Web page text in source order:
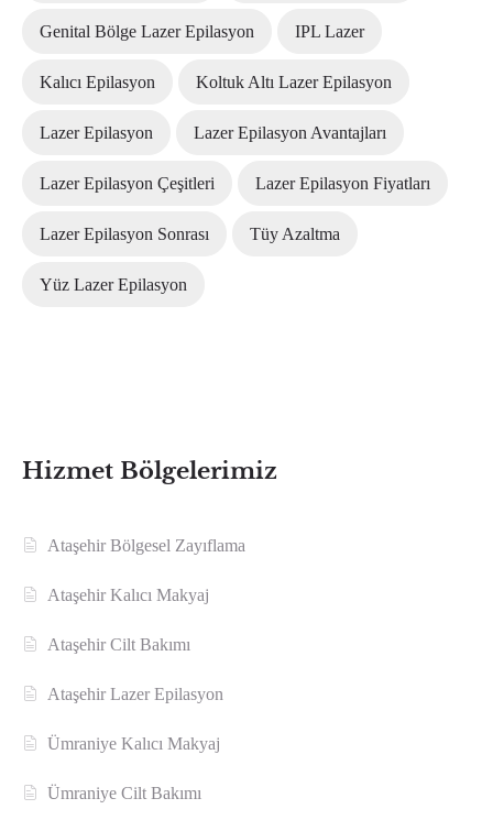
Genital Bölge Lazer Epilasyon IPL Lazer
Kalıcı Epilasyon Koltuk Altı Lazer Epilasyon
Lazer Epilasyon Lazer Epilasyon Avantajları
Lazer Epilasyon Çeşitleri Lazer Epilasyon Fiyatları
Lazer Epilasyon Sonrası Tüy Azaltma
Yüz Lazer Epilasyon
Hizmet Bölgelerimiz
Ataşehir Bölgesel Zayıflama
Ataşehir Kalıcı Makyaj
Ataşehir Cilt Bakımı
Ataşehir Lazer Epilasyon
Ümraniye Kalıcı Makyaj
Ümraniye Cilt Bakımı